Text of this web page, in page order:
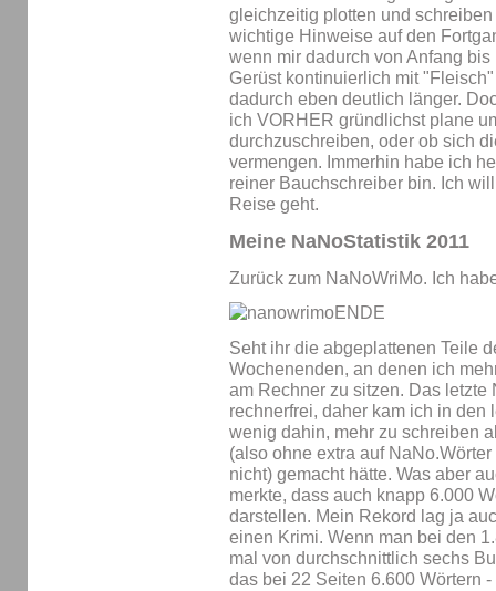
gleichzeitig plotten und
wichtige Hinweise auf den
wenn mir dadurch von Anfang
Gerüst kontinuierlich mit
dadurch eben deutlich länger.
ich VORHER gründlichst plane
durchzuschreiben, oder ob sich
vermengen. Immerhin habe ich
reiner Bauchschreiber bin. Ich
Reise geht.
Meine NaNoStatistik 2011
Zurück zum NaNoWriMo. Ich
Seht ihr die abgeplattenen Teile
Wochenenden, an denen ich
am Rechner zu sitzen. Das
rechnerfrei, daher kam ich in den
wenig dahin, mehr zu schreiben
(also ohne extra auf
nicht) gemacht hätte. Was aber
merkte, dass auch knapp 6.000
darstellen. Mein Rekord lag ja
einen Krimi. Wenn man bei den
mal von durchschnittlich sechs
das bei 22 Seiten 6.600 Wörtern